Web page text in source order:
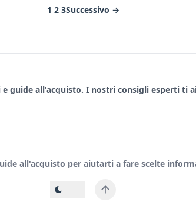
1 2 3Successivo →
guide all'acquisto. I nostri consigli esperti ti
all'acquisto per aiutarti a fare scelte